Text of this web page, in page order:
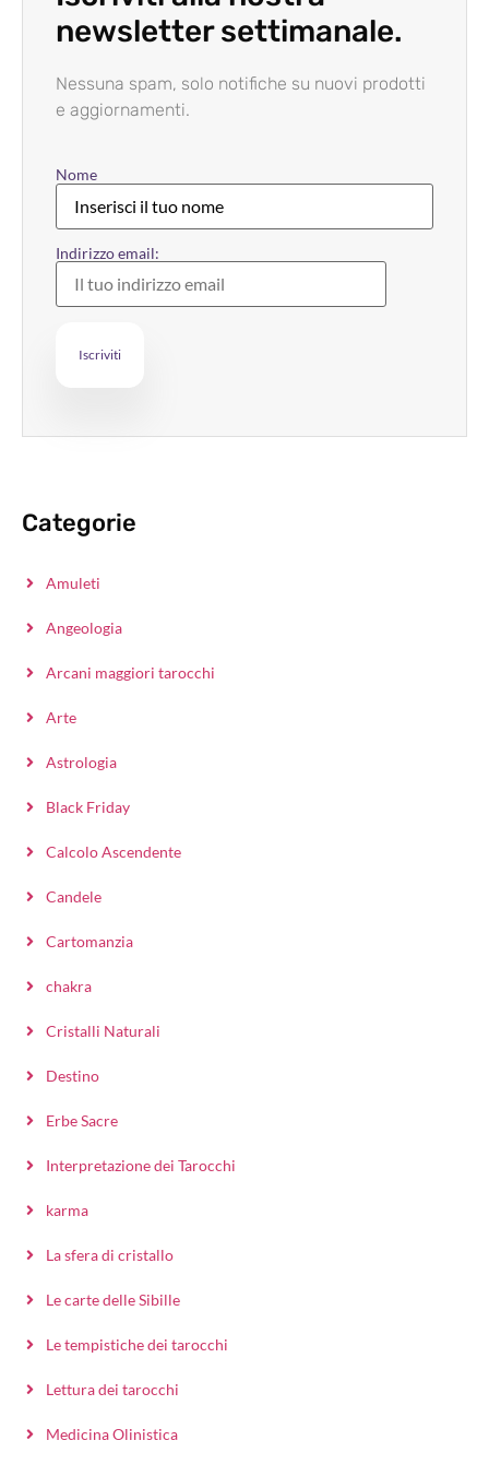
newsletter settimanale.
Nessuna spam, solo notifiche su nuovi prodotti
e aggiornamenti.
Nome
Indirizzo email:
Categorie
Amuleti
Angeologia
Arcani maggiori tarocchi
Arte
Astrologia
Black Friday
Calcolo Ascendente
Candele
Cartomanzia
chakra
Cristalli Naturali
Destino
Erbe Sacre
Interpretazione dei Tarocchi
karma
La sfera di cristallo
Le carte delle Sibille
Le tempistiche dei tarocchi
Lettura dei tarocchi
Medicina Olinistica